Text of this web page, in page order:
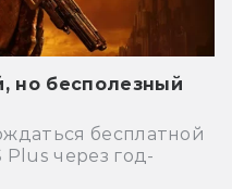
но бесполезный
бесплатной
Plus через год-